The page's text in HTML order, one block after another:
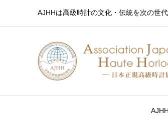
AJHHは高級時計の文化・伝統を次の世